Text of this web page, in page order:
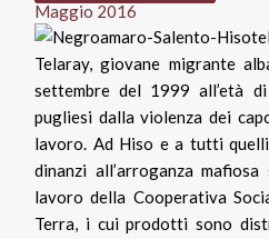
Maggio 2016
Telaray, giovane migrante
settembre del 1999 all’età
pugliesi dalla violenza dei
lavoro. Ad Hiso e a tutti
dinanzi all’arroganza
lavoro della Cooperativa
Terra, i cui prodotti sono